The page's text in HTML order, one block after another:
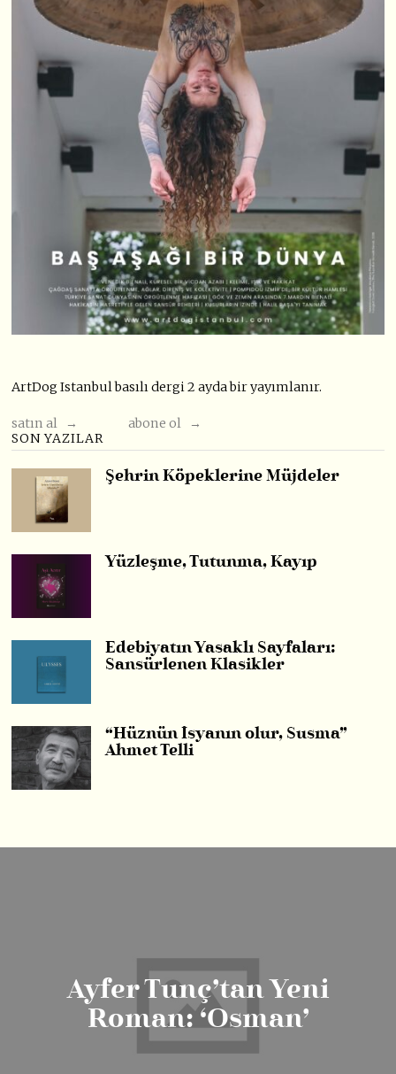
ArtDog Istanbul basılı dergi 2 ayda bir yayımlanır.
satın al →
abone ol →
SON YAZILAR
Şehrin Köpeklerine Müjdeler
Yüzleşme, Tutunma, Kayıp
Edebiyatın Yasaklı Sayfaları:
Sansürlenen Klasikler
“Hüznün İsyanın olur, Susma”
Ahmet Telli
Ayfer Tunç’tan Yeni
Roman: ‘Osman’